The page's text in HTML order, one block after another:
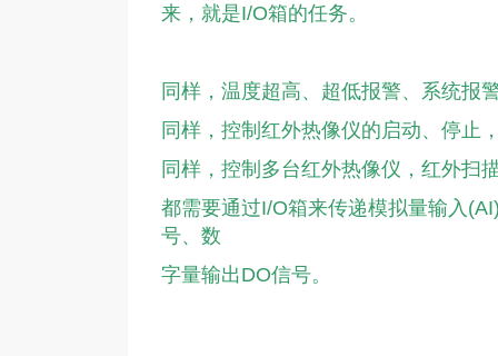
来，就是I/O箱的任务。
同样，温度超高、超低报警、系统报
同样，控制红外热像仪的启动、停止
同样，控制多台红外热像仪，红外扫
都需要通过I/O箱来传递模拟量输入
号、 数
字量输出DO信号。